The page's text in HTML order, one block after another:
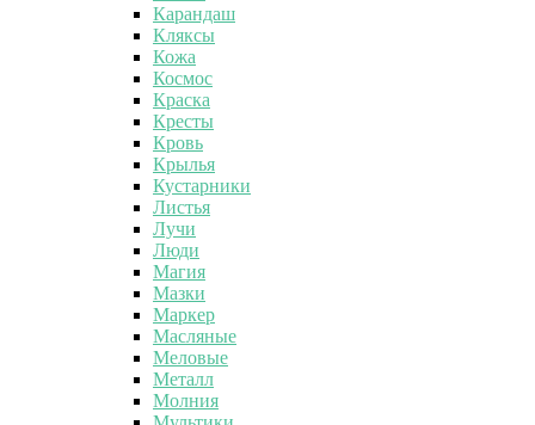
Карандаш
Кляксы
Кожа
Космос
Краска
Кресты
Кровь
Крылья
Кустарники
Листья
Лучи
Люди
Магия
Мазки
Маркер
Масляные
Меловые
Металл
Молния